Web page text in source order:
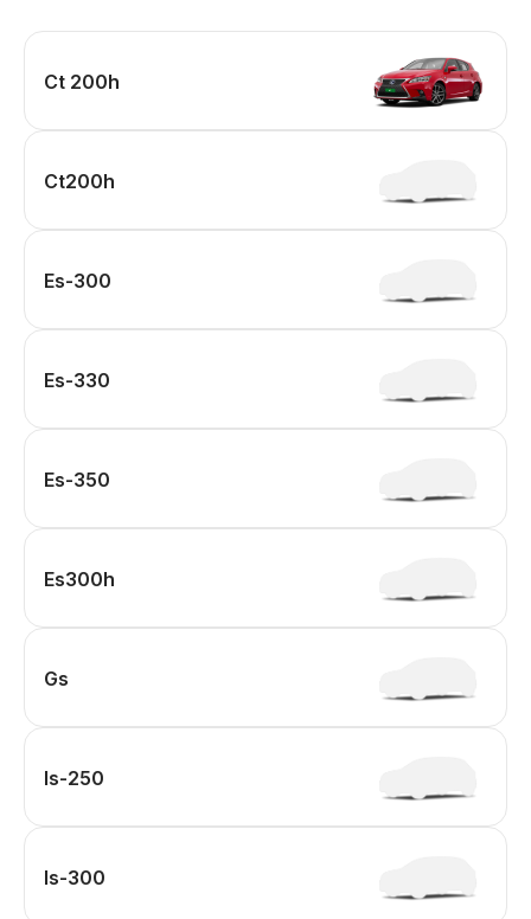
Ct 200h
Ct200h
Es-300
Es-330
Es-350
Es300h
Gs
Is-250
Is-300